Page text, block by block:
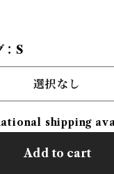
：S
選択なし
shipping
Add to cart